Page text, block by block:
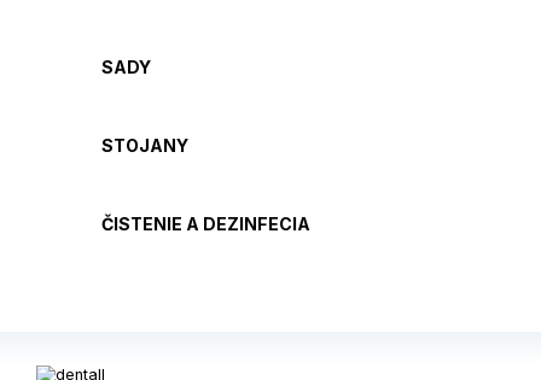
SADY
STOJANY
ČISTENIE A DEZINFECIA